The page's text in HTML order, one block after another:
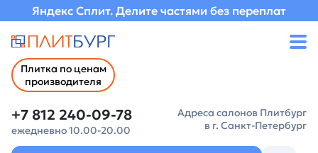
Яндекс Сплит. Делите частями без переплат
Плитка по ценам
производителя
+7 812 240-09-78
ежедневно 10.00-20.00
Адреса салонов Плитбург
в г. Санкт-Петербург